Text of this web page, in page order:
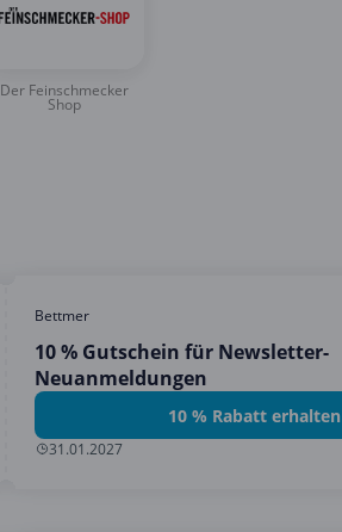
Der Feinschmecker
Shop
Bettmer
10 % Gutschein für Newsletter-
Neuanmeldungen
10 % Rabatt erhalten
31.01.2027